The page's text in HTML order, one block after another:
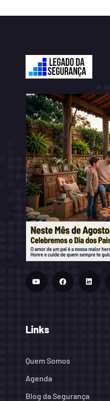
Links
Quem Somos
Agenda
Blog da Segurança